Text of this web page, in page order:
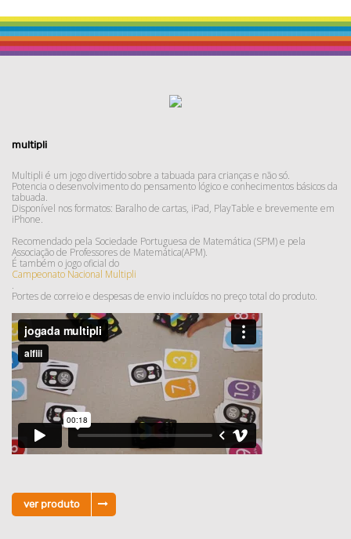
multipli
Multipli é um jogo divertido sobre a tabuada para crianças e não só.
Potencia o desenvolvimento do pensamento lógico e conhecimentos básicos da
tabuada.
Disponível nos formatos: Baralho de cartas, iPad, PlayTable e brevemente em
iPhone.
Recomendado pela Sociedade Portuguesa de Matemática (SPM) e pela
Associação de Professores de Matemática(APM).
É também o jogo oficial do
Campeonato Nacional Multipli
.
Portes de correio e despesas de envio incluídos no preço total do produto.
ver produto